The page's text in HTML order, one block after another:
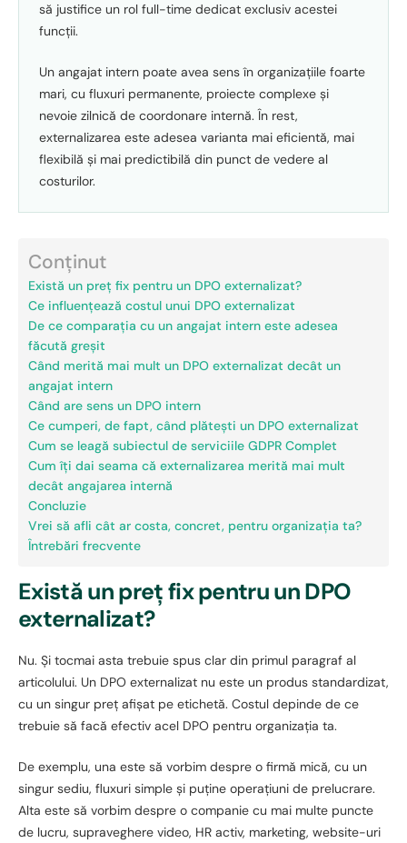
să justifice un rol full-time dedicat exclusiv acestei
funcții.
Un angajat intern poate avea sens în organizațiile foarte
mari, cu fluxuri permanente, proiecte complexe și
nevoie zilnică de coordonare internă. În rest,
externalizarea este adesea varianta mai eficientă, mai
flexibilă și mai predictibilă din punct de vedere al
costurilor.
Conținut
Există un preț fix pentru un DPO externalizat?
Ce influențează costul unui DPO externalizat
De ce comparația cu un angajat intern este adesea
făcută greșit
Când merită mai mult un DPO externalizat decât un
angajat intern
Când are sens un DPO intern
Ce cumperi, de fapt, când plătești un DPO externalizat
Cum se leagă subiectul de serviciile GDPR Complet
Cum îți dai seama că externalizarea merită mai mult
decât angajarea internă
Concluzie
Vrei să afli cât ar costa, concret, pentru organizația ta?
Întrebări frecvente
Există un preț fix pentru un DPO
externalizat?
Nu. Și tocmai asta trebuie spus clar din primul paragraf al
articolului. Un DPO externalizat nu este un produs standardizat,
cu un singur preț afișat pe etichetă. Costul depinde de ce
trebuie să facă efectiv acel DPO pentru organizația ta.
De exemplu, una este să vorbim despre o firmă mică, cu un
singur sediu, fluxuri simple și puține operațiuni de prelucrare.
Alta este să vorbim despre o companie cu mai multe puncte
de lucru, supraveghere video, HR activ, marketing, website-uri